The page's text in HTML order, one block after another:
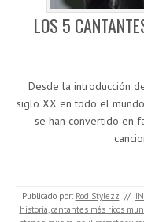
LOS 5
Desde la introducción
siglo XX en todo el
se han convertido en
Publicado por: Rod Stylezz //
historia,cantantes más ricos